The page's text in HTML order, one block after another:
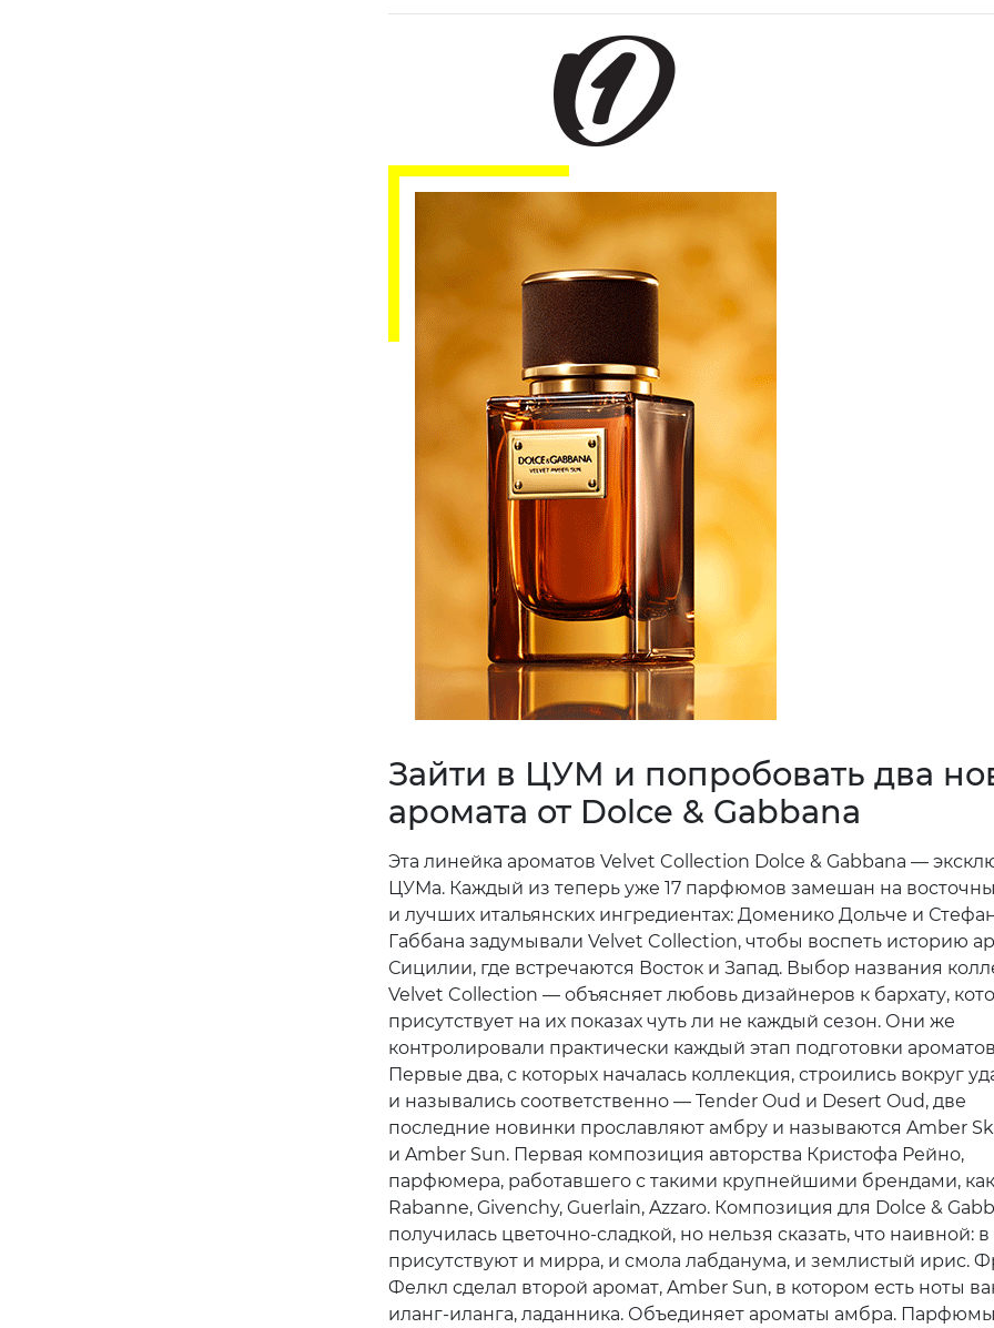
Зайти в ЦУМ и попробовать два
аромата от Dolce & Gabbana
Эта линейка ароматов Velvet Collection Dolce & Gabbana —
ЦУМа. Каждый из теперь уже 17 парфюмов замешан на
и лучших итальянских ингредиентах: Доменико Дольче и
Габбана задумывали Velvet Collection, чтобы воспеть историю
Сицилии, где встречаются Восток и Запад. Выбор названия
Velvet Collection — объясняет любовь дизайнеров к бархату,
присутствует на их показах чуть ли не каждый сезон. Они же
контролировали практически каждый этап подготовки
Первые два, с которых началась коллекция, строились вокруг
и назывались соответственно — Tender Oud и Desert Oud, две
последние новинки прославляют амбру и называются Amber
и Amber Sun. Первая композиция авторства Кристофа Рейно,
парфюмера, работавшего с такими крупнейшими брендами,
Rabanne, Givenchy, Guerlain, Azzaro. Композиция для Dolce &
получилась цветочно-сладкой, но нельзя сказать, что наивной:
присутствуют и мирра, и смола лабданума, и землистый ирис.
Фелкл сделал второй аромат, Amber Sun, в котором есть ноты
иланг-иланга, ладанника. Объединяет ароматы амбра.